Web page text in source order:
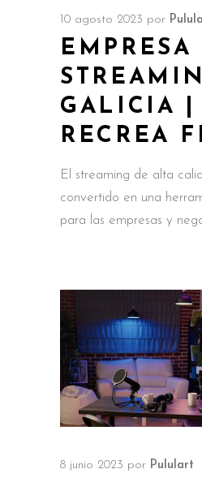
10 agosto 2023 por
EMPRESA
GALICIA |
RECREA
El streaming de alta
convertido en una
para las empresas y
8 junio 2023 por Pululart